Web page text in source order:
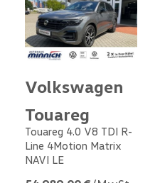
Volkswagen
Touareg
Touareg 4.0 V8 TDI R-
Line 4Motion Matrix
NAVI LE